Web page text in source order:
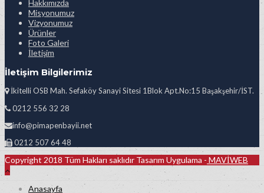
Hakkımızda
Misyonumuz
Vizyonumuz
Ürünler
Foto Galeri
İletişim
İletişim Bilgilerimiz
İkitelli OSB Mah. Sefaköy Sanayi Sitesi 1Blok Apt.No:15 Başakşehir/İST.
0212 556 32 28
info@pimapenbayii.net
0212 507 64 48
Copyright 2018 Tüm Hakları saklıdır Tasarım Uygulama - MAVİWEB
Anasayfa